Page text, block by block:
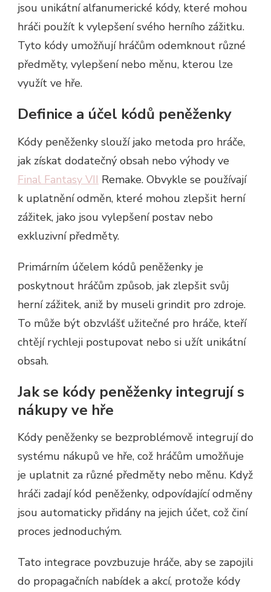
jsou unikátní alfanumerické kódy, které mohou
hráči použít k vylepšení svého herního zážitku.
Tyto kódy umožňují hráčům odemknout různé
předměty, vylepšení nebo měnu, kterou lze
využít ve hře.
Definice a účel kódů peněženky
Kódy peněženky slouží jako metoda pro hráče,
jak získat dodatečný obsah nebo výhody ve
Final Fantasy VII Remake. Obvykle se používají
k uplatnění odměn, které mohou zlepšit herní
zážitek, jako jsou vylepšení postav nebo
exkluzivní předměty.
Primárním účelem kódů peněženky je
poskytnout hráčům způsob, jak zlepšit svůj
herní zážitek, aniž by museli grindit pro zdroje.
To může být obzvlášť užitečné pro hráče, kteří
chtějí rychleji postupovat nebo si užít unikátní
obsah.
Jak se kódy peněženky integrují s
nákupy ve hře
Kódy peněženky se bezproblémově integrují do
systému nákupů ve hře, což hráčům umožňuje
je uplatnit za různé předměty nebo měnu. Když
hráči zadají kód peněženky, odpovídající odměny
jsou automaticky přidány na jejich účet, což činí
proces jednoduchým.
Tato integrace povzbuzuje hráče, aby se zapojili
do propagačních nabídek a akcí, protože kódy